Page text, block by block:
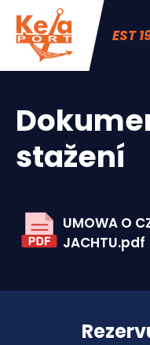
EST
stažení
UMOWA O
JACHTU.pdf